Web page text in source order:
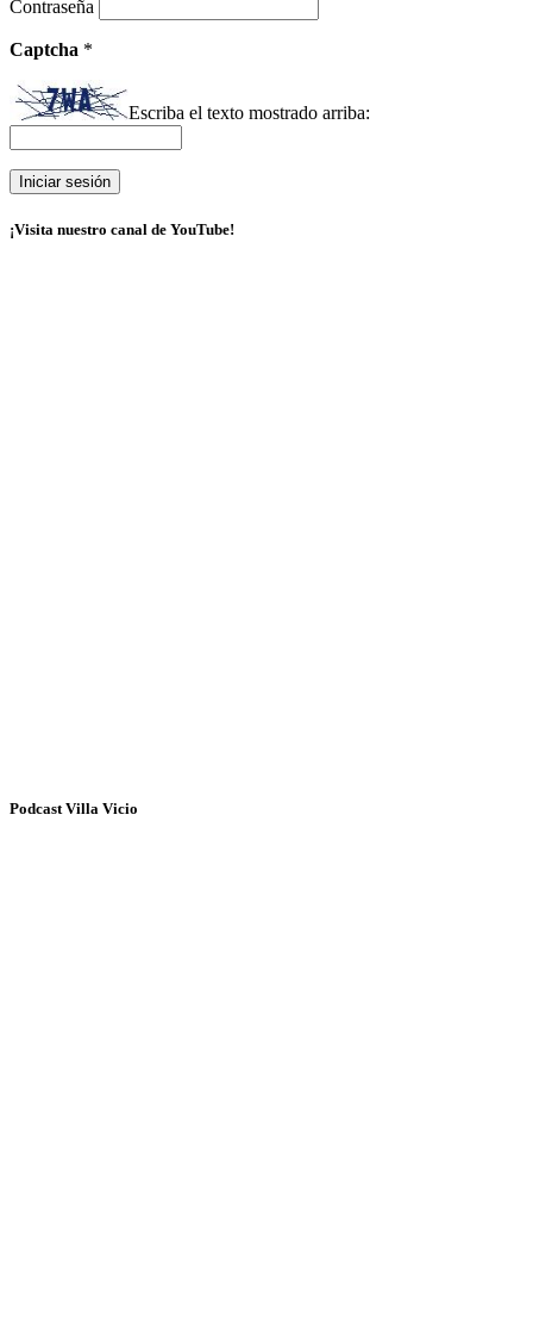
Contraseña
Captcha *
Escriba el texto mostrado arriba:
¡Visita nuestro canal de YouTube!
Podcast Villa Vicio